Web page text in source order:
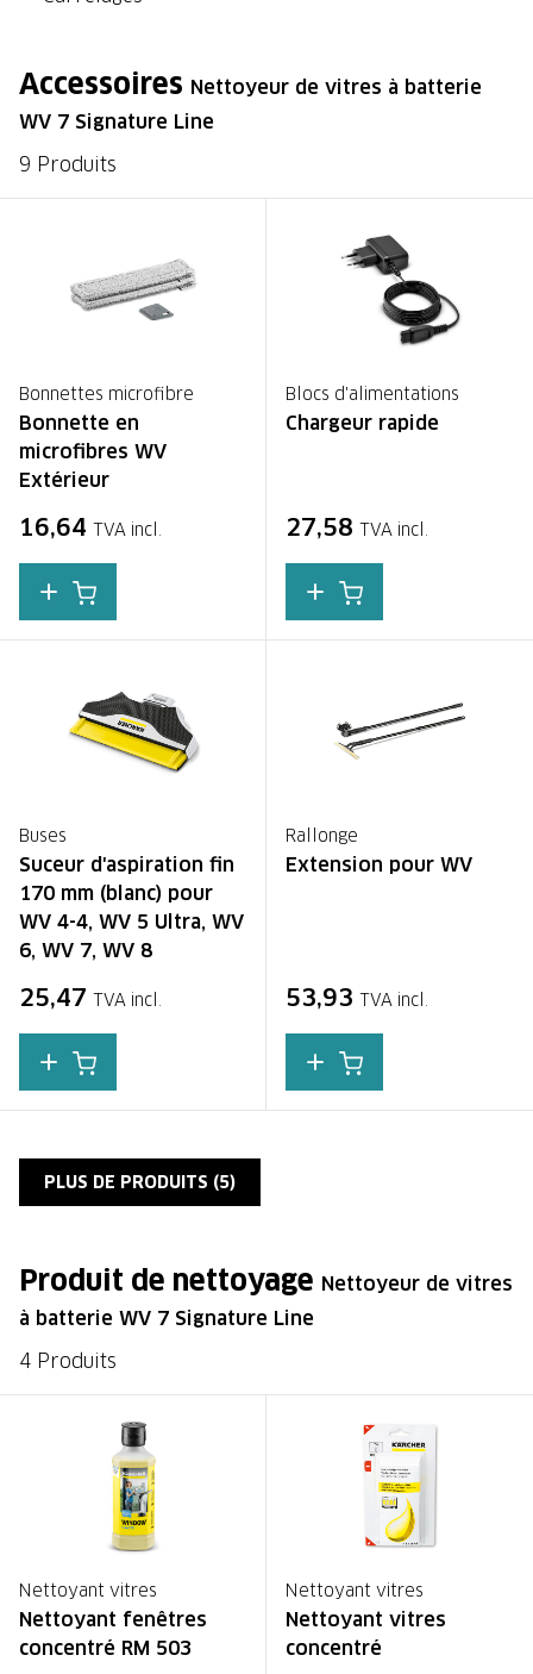
Accessoires Nettoyeur de vitres à batterie
WV 7 Signature Line
9 Produits
Bonnettes microfibre
Bonnette en
microfibres WV
Extérieur
16,64 TVA incl.
Blocs d'alimentations
Chargeur rapide
27,58 TVA incl.
Buses
Suceur d'aspiration fin
170 mm (blanc) pour
WV 4-4, WV 5 Ultra, WV
6, WV 7, WV 8
25,47 TVA incl.
Rallonge
Extension pour WV
53,93 TVA incl.
PLUS DE PRODUITS (5)
Produit de nettoyage Nettoyeur de vitres
à batterie WV 7 Signature Line
4 Produits
Nettoyant vitres
Nettoyant fenêtres
concentré RM 503
Nettoyant vitres
Nettoyant vitres
concentré